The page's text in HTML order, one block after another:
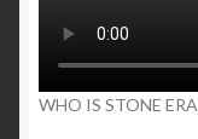
WHO IS STONE ERA